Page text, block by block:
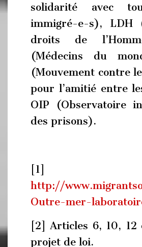
solidarité avec
immigré-e-s), LDH
droits de
(Médecins du
(Mouvement contre
pour l’amitié entre
OIP (Observatoire
des prisons).
[1]
http://
Outre-mer-
[2] Articles 6, 10,
projet de loi.